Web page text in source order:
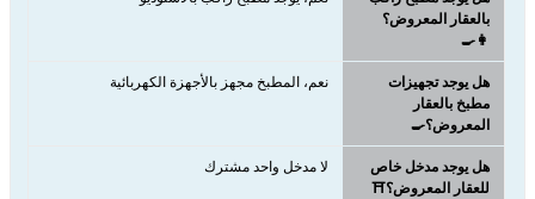
بالعقار المعروض؟
👩‍🍳
هل يوجد تجهيزات
مطبخ بالعقار
المعروض؟🍳
نعم، المطبخ مجهز بالأجهزة الكهربائية
هل يوجد مدخل خاص
للعقار المعروض؟⛩️
لا مدخل واحد مشترك